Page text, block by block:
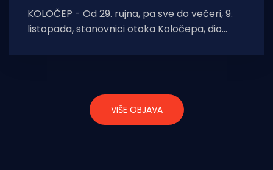
KOLOČEP - Od 29. rujna, pa sve do večeri, 9.
listopada, stanovnici otoka Koločepa, dio
VIŠE OBJAVA